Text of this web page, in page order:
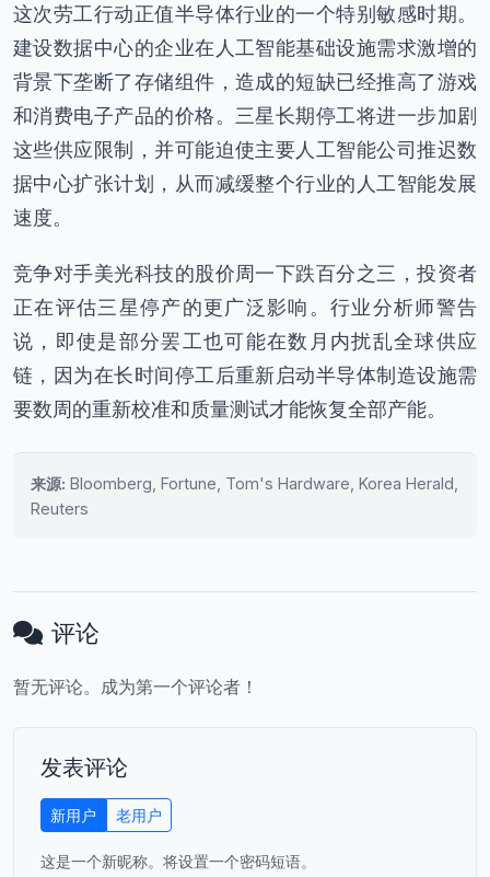
这次劳工行动正值半导体行业的一个特别敏感时期。
建设数据中心的企业在人工智能基础设施需求激增的
背景下垄断了存储组件，造成的短缺已经推高了游戏
和消费电子产品的价格。三星长期停工将进一步加剧
这些供应限制，并可能迫使主要人工智能公司推迟数
据中心扩张计划，从而减缓整个行业的人工智能发展
速度。
竞争对手美光科技的股价周一下跌百分之三，投资者
正在评估三星停产的更广泛影响。行业分析师警告
说，即使是部分罢工也可能在数月内扰乱全球供应
链，因为在长时间停工后重新启动半导体制造设施需
要数周的重新校准和质量测试才能恢复全部产能。
来源: Bloomberg, Fortune, Tom's Hardware, Korea Herald,
Reuters
评论
暂无评论。成为第一个评论者！
发表评论
新用户 老用户
这是一个新昵称。将设置一个密码短语。